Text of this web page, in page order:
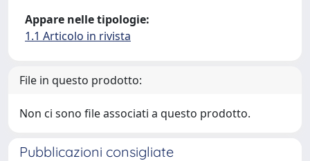
Appare nelle tipologie:
1.1 Articolo in rivista
File in questo prodotto:
Non ci sono file associati a questo prodotto.
Pubblicazioni consigliate